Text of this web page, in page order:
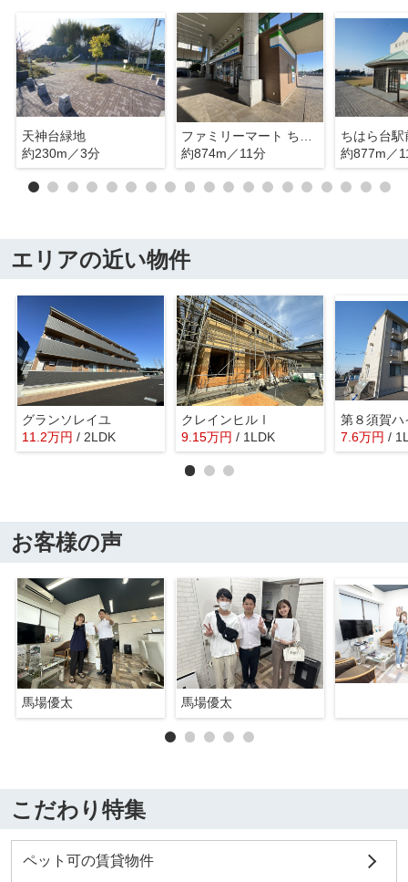
天神台緑地
約230m／3分
ファミリーマート ちはら台駅店
約874m／11分
ちはら台駅
約877m／
エリアの近い物件
グランソレイユ
11.2万円 / 2LDK
クレインヒルⅠ
9.15万円 / 1LDK
第８須賀ハ
7.6万円 /
お客様の声
馬場優太 馬場優太
こだわり特集
ペット可の賃貸物件